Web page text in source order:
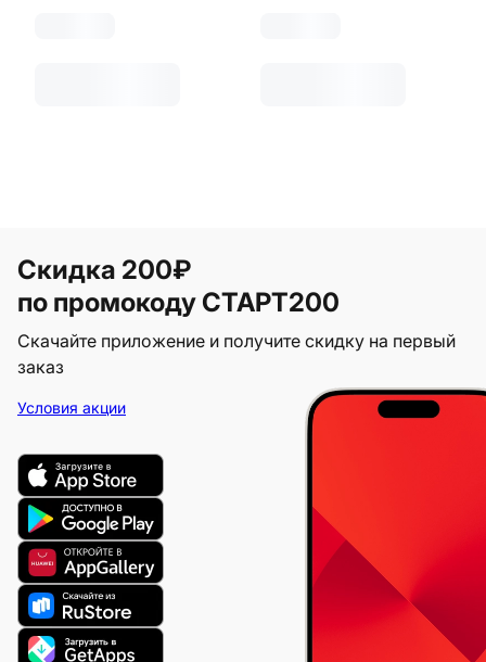
Скидка 200₽
по промокоду СТАРТ200
Скачайте приложение и получите скидку на первый
заказ
Условия акции